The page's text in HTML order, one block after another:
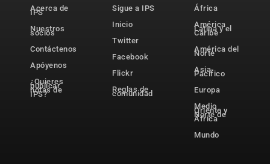
Acerca de
IPS
Nuestros
socios
Contáctenos
Apóyenos
¿Quieres
publicar
notas de
IPS?
Sigue a IPS
Inicio
Twitter
Facebook
Flickr
Reglas de
comunidad
África
América
Latina y el
Caribe
América del
Norte
Asia-
Pacífico
Europa
Medio
Oriente y
Norte de
África
Mundo